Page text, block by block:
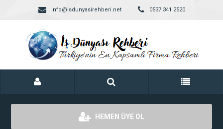
info@isdunyasirehberi.net 0537 341 2520
HEMEN ÜYE OL